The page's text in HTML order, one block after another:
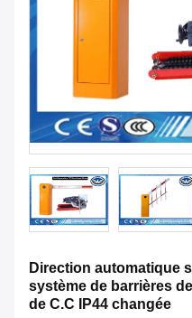
Direction automatique
système de barrières
de C.C IP44 changée